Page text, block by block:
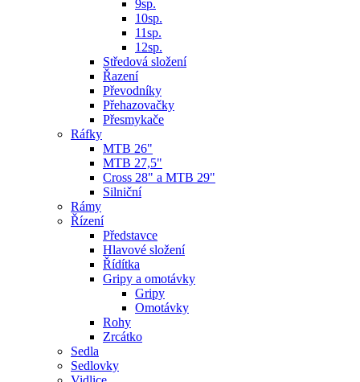
9sp.
10sp.
11sp.
12sp.
Středová složení
Řazení
Převodníky
Přehazovačky
Přesmykače
Ráfky
MTB 26"
MTB 27,5"
Cross 28" a MTB 29"
Silniční
Rámy
Řízení
Představce
Hlavové složení
Řídítka
Gripy a omotávky
Gripy
Omotávky
Rohy
Zrcátko
Sedla
Sedlovky